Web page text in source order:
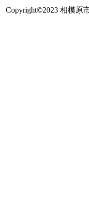
Copyright©2023 相模原